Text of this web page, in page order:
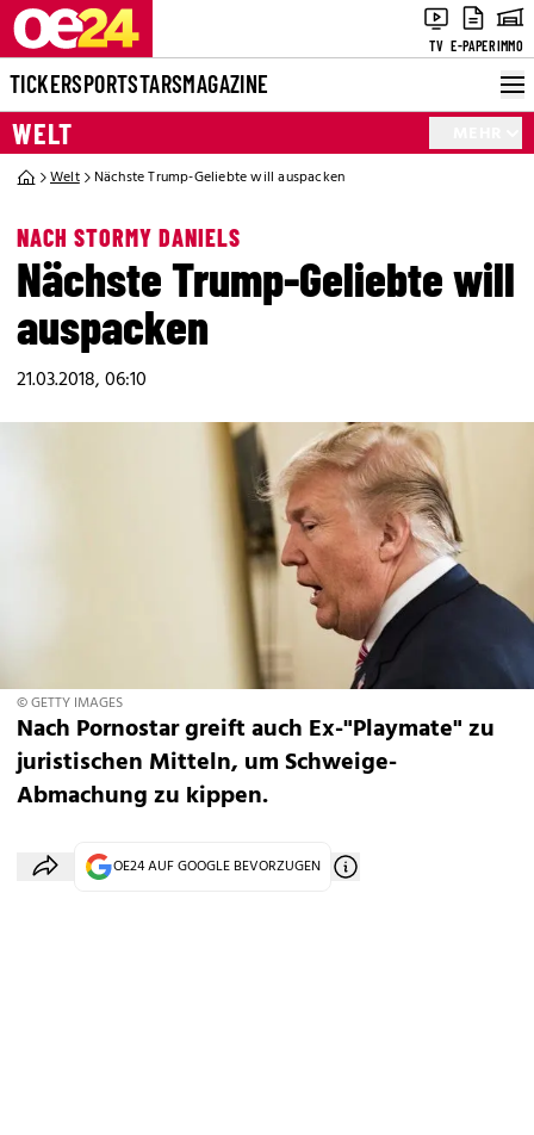
TV E-PAPERIMMO
TICKERSPORTSTARSMAGAZINE
WELT
Welt Nächste Trump-Geliebte will auspacken
NACH STORMY DANIELS
Nächste Trump-Geliebte will
auspacken
21.03.2018, 06:10
© GETTY IMAGES
Nach Pornostar greift auch Ex-"Playmate" zu
juristischen Mitteln, um Schweige-
Abmachung zu kippen.
OE24 AUF GOOGLE BEVORZUGEN